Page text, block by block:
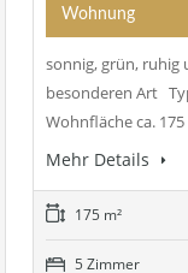
Wohnung
sonnig, grün, ruhig
besonderen Art
Wohnfläche ca.
Mehr Details
175 m²
5 Zimmer